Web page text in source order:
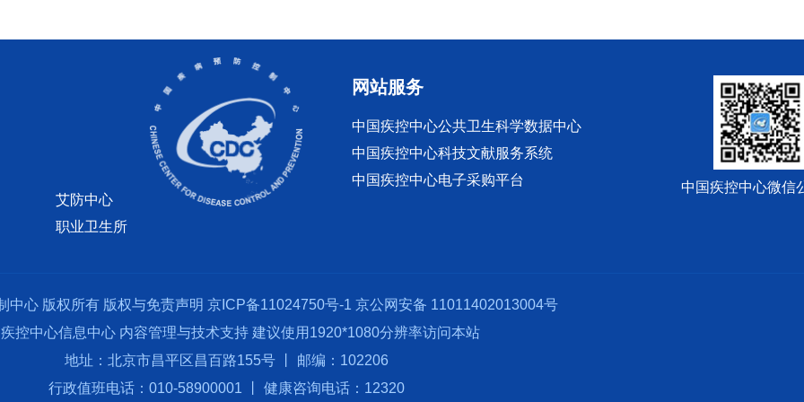
艾防中心
职业卫生所
网站服务
中国疾控中心公共卫生科学数据中心
中国疾控中心科技文献服务系统
中国疾控中心电子采购平台
中国疾控中心微信
中心 版权所有 版权与免责声明 京ICP备11024750号-1 京公网安备 11011402013004号
控中心信息中心 内容管理与技术支持 建议使用1920*1080分辨率访问本站
地址：北京市昌平区昌百路155号 丨 邮编：102206
行政值班电话：010-58900001 丨 健康咨询电话：12320